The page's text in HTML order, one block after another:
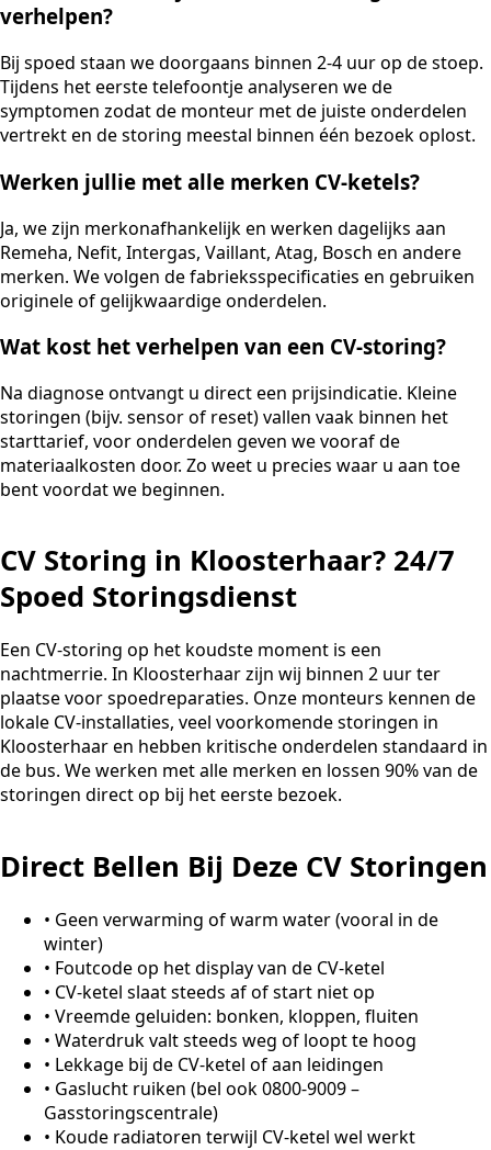
verhelpen?
Bij spoed staan we doorgaans binnen 2-4 uur op de stoep.
Tijdens het eerste telefoontje analyseren we de
symptomen zodat de monteur met de juiste onderdelen
vertrekt en de storing meestal binnen één bezoek oplost.
Werken jullie met alle merken CV-ketels?
Ja, we zijn merkonafhankelijk en werken dagelijks aan
Remeha, Nefit, Intergas, Vaillant, Atag, Bosch en andere
merken. We volgen de fabrieksspecificaties en gebruiken
originele of gelijkwaardige onderdelen.
Wat kost het verhelpen van een CV-storing?
Na diagnose ontvangt u direct een prijsindicatie. Kleine
storingen (bijv. sensor of reset) vallen vaak binnen het
starttarief, voor onderdelen geven we vooraf de
materiaalkosten door. Zo weet u precies waar u aan toe
bent voordat we beginnen.
CV Storing in Kloosterhaar? 24/7
Spoed Storingsdienst
Een CV-storing op het koudste moment is een
nachtmerrie. In Kloosterhaar zijn wij binnen 2 uur ter
plaatse voor spoedreparaties. Onze monteurs kennen de
lokale CV-installaties, veel voorkomende storingen in
Kloosterhaar en hebben kritische onderdelen standaard in
de bus. We werken met alle merken en lossen 90% van de
storingen direct op bij het eerste bezoek.
Direct Bellen Bij Deze CV Storingen
• Geen verwarming of warm water (vooral in de
winter)
• Foutcode op het display van de CV-ketel
• CV-ketel slaat steeds af of start niet op
• Vreemde geluiden: bonken, kloppen, fluiten
• Waterdruk valt steeds weg of loopt te hoog
• Lekkage bij de CV-ketel of aan leidingen
• Gaslucht ruiken (bel ook 0800-9009 –
Gasstoringscentrale)
• Koude radiatoren terwijl CV-ketel wel werkt